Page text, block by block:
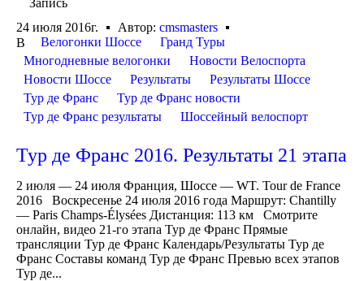
Запись
24 июля 2016г.
Автор: cmsmasters
В
Велогонки Шоссе
Гранд Туры
Многодневные велогонки
Новости Велоспорта
Новости Шоссе
Результаты
Результаты Шоссе
Тур де Франс
Тур де Франс новости
Тур де Франс результаты
Шоссейный велоспорт
Тур де Франс 2016. Результаты 21 этапа
2 июля — 24 июля Франция, Шоссе — WT. Tour de France
2016 Воскресенье 24 июля 2016 года Маршрут: Chantilly
— Paris Champs-Élysées Дистанция: 113 км Смотрите
онлайн, видео 21-го этапа Тур де Франс Прямые
трансляции Тур де Франс Календарь/Результаты Тур де
Франс Составы команд Тур де Франс Превью всех этапов
Тур де...